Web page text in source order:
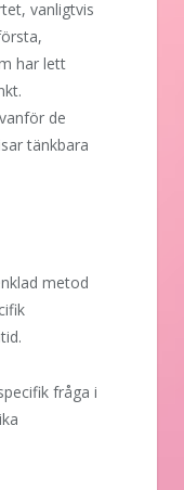
vanligtvis
har lett
de
tänkbara
metod
fråga i